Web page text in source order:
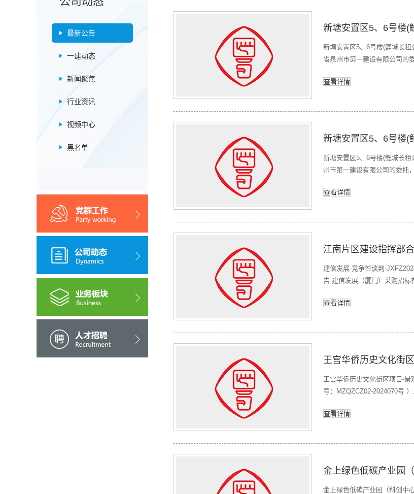
最新公告
一建动态
新闻聚焦
行业资讯
视频中心
黑名单
新塘安置区5、6号楼(鲤城长
省泉州市第一建设有限公司的
楼(鲤城长租公寓)-6#及S1#装
查看详情
新塘安置区5、6号楼(鲤城长
州市第一建设有限公司的委托
长租公寓)-5#装修分包工程二
查看详情
建信发展-竞争性谈判-
告 建信发展（厦门）采购招标
项目编号：JXFZ2024-
查看详情
王宫华侨历史文化街
王宫华侨历史文化街区项目-
号：MZQZCZ02-2024070号
标（成交）金额：4771689元四
查看详情
金上绿色低碳产业园
金上绿色低碳产业园（科创中